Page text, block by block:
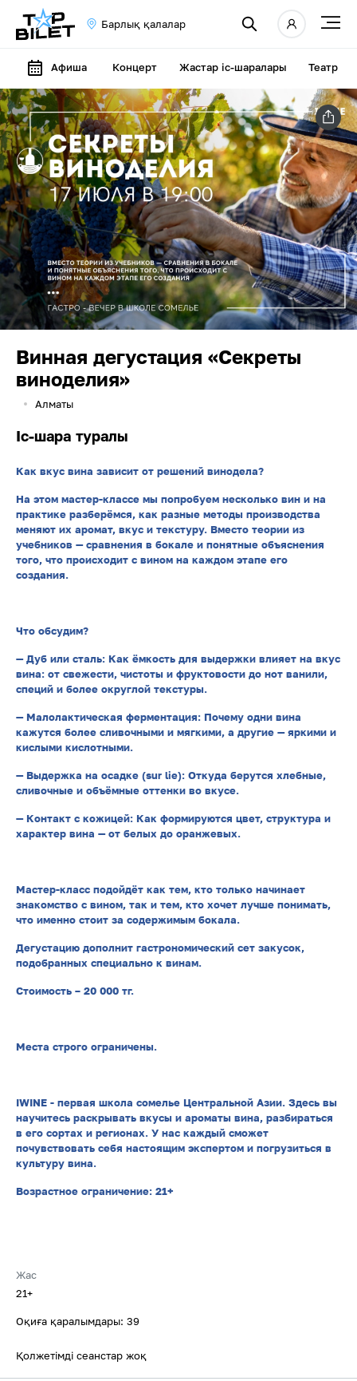
Барлық қалалар
Афиша Концерт Жастар іс-шаралары Театр
Винная дегустация «Секреты
виноделия»
Алматы
Іс-шара туралы
Как вкус вина зависит от решений винодела?
На этом мастер-классе мы попробуем несколько вин и на
практике разберёмся, как разные методы производства
меняют их аромат, вкус и текстуру. Вместо теории из
учебников — сравнения в бокале и понятные объяснения
того, что происходит с вином на каждом этапе его
создания.
Что обсудим?
— Дуб или сталь: Как ёмкость для выдержки влияет на вкус
вина: от свежести, чистоты и фруктовости до нот ванили,
специй и более округлой текстуры.
— Малолактическая ферментация: Почему одни вина
кажутся более сливочными и мягкими, а другие — яркими и
кислыми кислотными.
— Выдержка на осадке (sur lie): Откуда берутся хлебные,
сливочные и объёмные оттенки во вкусе.
— Контакт с кожицей: Как формируются цвет, структура и
характер вина — от белых до оранжевых.
Мастер-класс подойдёт как тем, кто только начинает
знакомство с вином, так и тем, кто хочет лучше понимать,
что именно стоит за содержимым бокала.
Дегустацию дополнит гастрономический сет закусок,
подобранных специально к винам.
Стоимость – 20 000 тг.
Места строго ограничены.
IWINE - первая школа сомелье Центральной Азии. Здесь вы
научитесь раскрывать вкусы и ароматы вина, разбираться
в его сортах и регионах. У нас каждый сможет
почувствовать себя настоящим экспертом и погрузиться в
культуру вина.
Возрастное ограничение: 21+
Жас
21+
Оқиға қаралымдары: 39
Қолжетімді сеанстар жоқ